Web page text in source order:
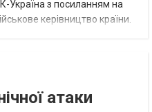
Україна з посиланням на
керівництво країни.
атаки